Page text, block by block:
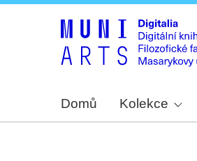
Domů Kolekce